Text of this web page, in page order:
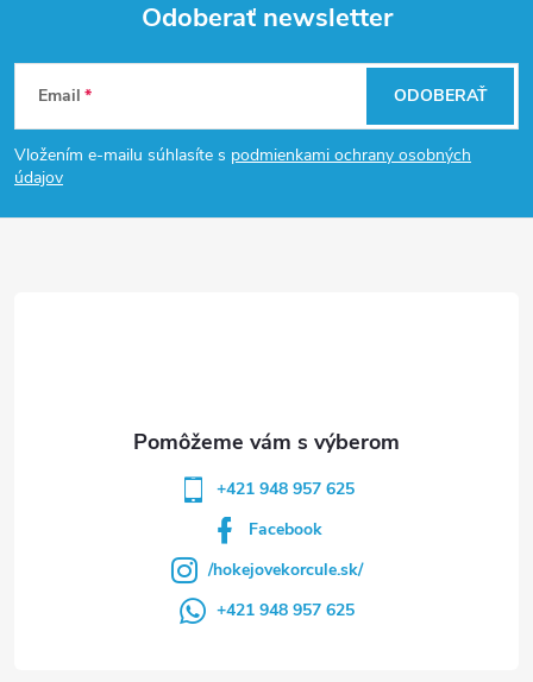
Z
á
p
Odoberať newsletter
Email
Vložením e-mailu súhlasíte s podmienkami ochrany osobných
údajov
ODOBERAŤ
+421 948 957 625
Facebook
/hokejovekorcule.sk/
+421 948 957 625